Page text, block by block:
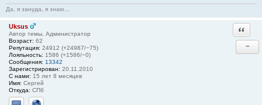
Да, я зануда, я знаю...
Uksus
Автор темы, Администратор
Возраст: 62
Репутация: 24912 (+24987/−75)
Лояльность: 1586 (+1586/−0)
Сообщения: 13342
Зарегистрирован: 20.11.2010
С нами: 15 лет 8 месяцев
Имя: Сергей
Откуда: СПб
−